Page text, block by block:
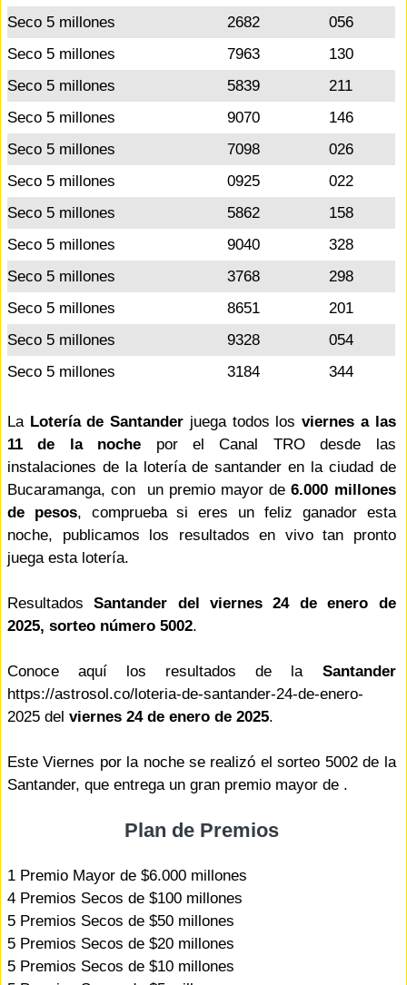
Seco 5 millones
2682
056
Seco 5 millones
7963
130
Seco 5 millones
5839
211
Seco 5 millones
9070
146
Seco 5 millones
7098
026
Seco 5 millones
0925
022
Seco 5 millones
5862
158
Seco 5 millones
9040
328
Seco 5 millones
3768
298
Seco 5 millones
8651
201
Seco 5 millones
9328
054
Seco 5 millones
3184 344
La Lotería de Santander juega todos losviernes a las
11 de la noche por el Canal TRO desde las
instalaciones de la lotería de santander en la ciudad de
Bucaramanga, con un premio mayor de6.000 millones
de pesos, comprueba si eres un feliz ganador esta
noche, publicamos los resultados en vivo tan pronto
juega esta lotería.
ResultadosSantander del viernes 24 de enero de
2025, sorteo número 5002.
Conoce aquí los resultados de la Santander
https://astrosol.co/loteria-de-santander-24-de-enero-
2025 del viernes 24 de enero de 2025.
Este Viernes por la noche se realizó el sorteo 5002 de la
Santander, que entrega un gran premio mayor de .
Plan de Premios
1 Premio Mayor de $6.000 millones
4 Premios Secos de $100 millones
5 Premios Secos de $50 millones
5 Premios Secos de $20 millones
5 Premios Secos de $10 millones